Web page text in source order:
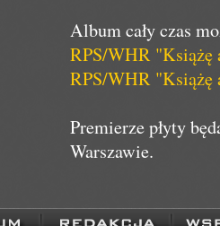
Album cały czas
RPS/WHR
RPS/WHR
Premierze płyty
Warszawie.